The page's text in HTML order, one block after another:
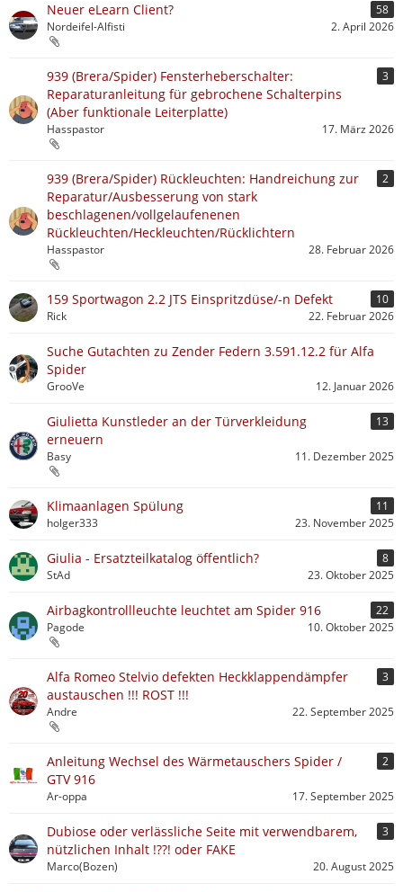
Neuer eLearn Client?
58
Nordeifel-Alfisti
2. April 2026
939 (Brera/Spider) Fensterheberschalter:
Reparaturanleitung für gebrochene Schalterpins
(Aber funktionale Leiterplatte)
3
Hasspastor 17. März 2026
939 (Brera/Spider) Rückleuchten: Handreichung zur
Reparatur/Ausbesserung von stark
beschlagenen/vollgelaufenenen
Rückleuchten/Heckleuchten/Rücklichtern
2
Hasspastor 28. Februar 2026
159 Sportwagon 2.2 JTS Einspritzdüse/-n Defekt
10
Rick
22. Februar 2026
Suche Gutachten zu Zender Federn 3.591.12.2 für Alfa
Spider
GrooVe 12. Januar 2026
Giulietta Kunstleder an der Türverkleidung
erneuern
13
Basy 11. Dezember 2025
Klimaanlagen Spülung
11
holger333
23. November 2025
Giulia - Ersatzteilkatalog öffentlich?
8
StAd
23. Oktober 2025
Airbagkontrollleuchte leuchtet am Spider 916
22
Pagode
10. Oktober 2025
Alfa Romeo Stelvio defekten Heckklappendämpfer
austauschen !!! ROST !!!
3
Andre 22. September 2025
Anleitung Wechsel des Wärmetauschers Spider /
GTV 916
2
Ar-oppa 17. September 2025
Dubiose oder verlässliche Seite mit verwendbarem,
nützlichen Inhalt !??! oder FAKE
3
Marco(Bozen) 20. August 2025